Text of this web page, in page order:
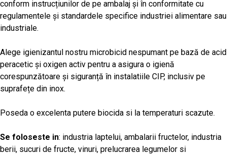
conform instrucțiunilor de pe ambalaj și în conformitate cu
regulamentele și standardele specifice industriei alimentare sau
industriale.
Alege igienizantul nostru microbicid nespumant pe bază de acid
peracetic și oxigen activ pentru a asigura o igienă
corespunzătoare și siguranță în instalatiile CIP, inclusiv pe
suprafețe din inox.
Poseda o excelenta putere biocida si la temperaturi scazute.
Se foloseste in: industria laptelui, ambalarii fructelor, industria
berii, sucuri de fructe, vinuri, prelucrarea legumelor si